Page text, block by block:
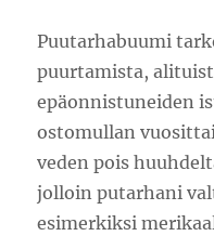
Puutarhabuumi
puurtamista,
epäonnistuneiden
ostomullan
veden pois
jolloin putarhani
esimerkiksi